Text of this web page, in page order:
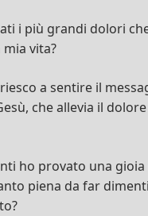
i più grandi dolori
vita?
a sentire il
che allevia il dolore
ho provato una
piena da far